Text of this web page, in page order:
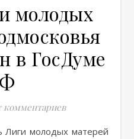
молодых
в ГосДуме
комментариев